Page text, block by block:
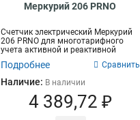
Меркурий 206 PRNO
Счетчик электрический Меркурий
206 PRNO для многотарифного
учета активной и реактивной
электрич...
Подробнее Сравнить
Наличие: В наличии
4 389,72 ₽